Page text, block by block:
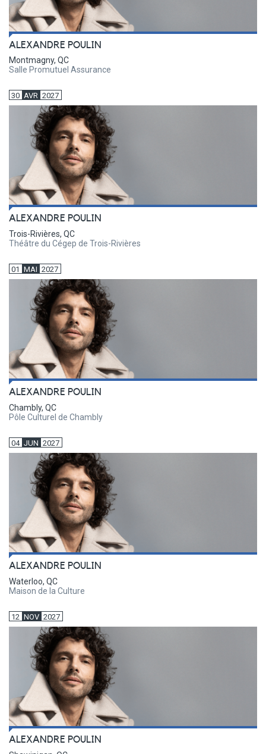
ALEXANDRE POULIN
Montmagny, QC
Salle Promutuel Assurance
30 AVR 2027
ALEXANDRE POULIN
Trois-Rivières, QC
Théâtre du Cégep de Trois-Rivières
01 MAI 2027
ALEXANDRE POULIN
Chambly, QC
Pôle Culturel de Chambly
04 JUN 2027
ALEXANDRE POULIN
Waterloo, QC
Maison de la Culture
12 NOV 2027
ALEXANDRE POULIN